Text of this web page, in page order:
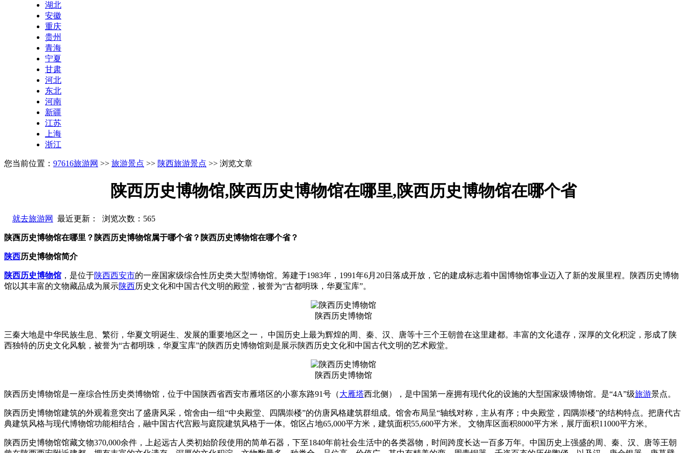
湖北
安徽
重庆
贵州
青海
宁夏
甘肃
河北
东北
河南
新疆
江苏
上海
浙江
您当前位置： 97616旅游网 >> 旅游景点 >> 陕西旅游景点 >> 浏览文章
陕西历史博物馆,陕西历史博物馆在哪里,陕西历史博物馆在哪个省
就去旅游网 最近更新： 浏览次数： 565
陕西历史博物馆在哪里？陕西历史博物馆属于哪个省？陕西历史博物馆在哪个省？
陕西历史博物馆简介
陕西历史博物馆 ，是位于陕西西安市的一座国家级综合性历史类大型博物馆。筹建于1983年，1991年6月20日落成开放，它的建成标志着中国博物馆事业迈入了新的发展里程。陕西历史博物
馆以其丰富的文物藏品成为展示陕西历史文化和中国古代文明的殿堂，被誉为“古都明珠，华夏宝库”。
陕西历史博物馆
三秦大地是中华民族生息、繁衍，华夏文明诞生、发展的重要地区之一， 中国历史上最为辉煌的周、秦、汉、唐等十三个王朝曾在这里建都。丰富的文化遗存，深厚的文化积淀，形成了陕
西独特的历史文化风貌，被誉为“古都明珠，华夏宝库”的陕西历史博物馆则是展示陕西历史文化和中国古代文明的艺术殿堂。
陕西历史博物馆
陕西历史博物馆是一座综合性历史类博物馆，位于中国陕西省西安市雁塔区的小寨东路91号（大雁塔西北侧），是中国第一座拥有现代化的设施的大型国家级博物馆。是“4A”级旅游景点。
陕西历史博物馆建筑的外观着意突出了盛唐风采，馆舍由一组“中央殿堂、四隅崇楼”的仿唐风格建筑群组成。馆舍布局呈“轴线对称，主从有序；中央殿堂，四隅崇楼”的结构特点。把唐代古
典建筑风格与现代博物馆功能相结合，融中国古代宫殿与庭院建筑风格于一体。馆区占地65,000平方米，建筑面积55,600平方米。 文物库区面积8000平方米，展厅面积11000平方米。
陕西历史博物馆馆藏文物370,000余件，上起远古人类初始阶段使用的简单石器，下至1840年前社会生活中的各类器物，时间跨度长达一百多万年。中国历史上强盛的周、秦、汉、唐等王朝